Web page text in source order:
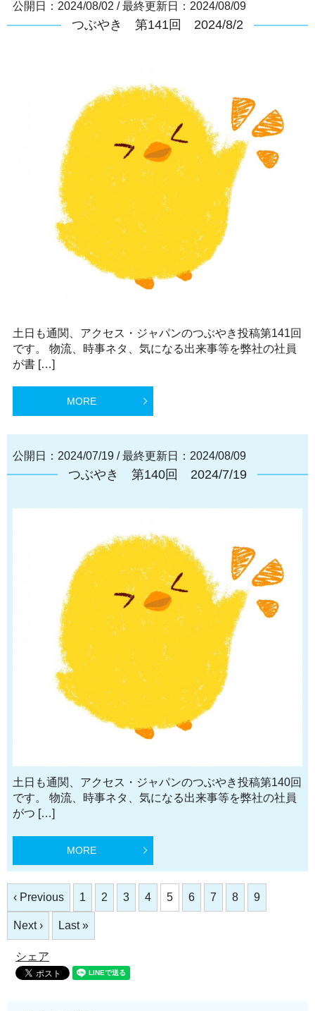
公開日：2024/08/02 /最終更新日：2024/08/09
つぶやき 第141回 2024/8/2
土日も通関、アクセス・ジャパンのつぶやき投稿第141回
です。 物流、時事ネタ、気になる出来事等を弊社の社員
が書 […]
MORE
公開日：2024/07/19 /最終更新日：2024/08/09
つぶやき 第140回 2024/7/19
土日も通関、アクセス・ジャパンのつぶやき投稿第140回
です。 物流、時事ネタ、気になる出来事等を弊社の社員
がつ […]
MORE
‹ Previous 1 2 3 4 5 6 7 8 9
Next › Last »
シェア